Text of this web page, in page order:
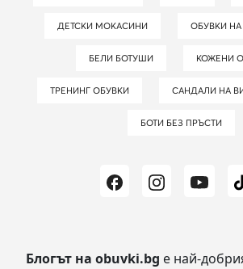
ДЕТСКИ МОКАСИНИ ОБУВКИ
БЕЛИ БОТУШИ КОЖЕНИ
ТРЕНИНГ ОБУВКИ САНДАЛИ НА
БОТИ БЕЗ ПРЪСТИ
Блогът на obuvki.bg е най-